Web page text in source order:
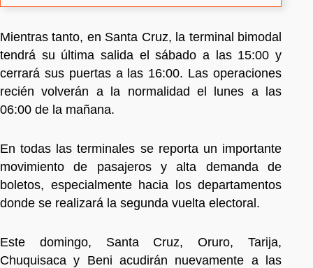
Mientras tanto, en Santa Cruz, la terminal bimodal
tendrá su última salida el sábado a las 15:00 y
cerrará sus puertas a las 16:00. Las operaciones
recién volverán a la normalidad el lunes a las
06:00 de la mañana.
En todas las terminales se reporta un importante
movimiento de pasajeros y alta demanda de
boletos, especialmente hacia los departamentos
donde se realizará la segunda vuelta electoral.
Este domingo, Santa Cruz, Oruro, Tarija,
Chuquisaca y Beni acudirán nuevamente a las